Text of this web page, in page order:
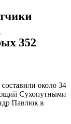
352
около 34
Сухопутными
Павлюк в